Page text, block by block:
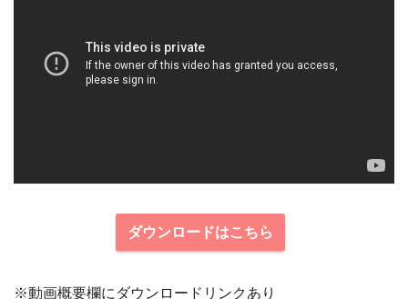
ダウンロードはこちら
※動画概要欄にダウンロードリンクあり